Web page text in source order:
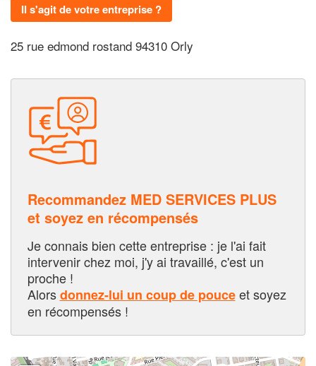
Il s'agit de votre entreprise ?
25 rue edmond rostand 94310 Orly
Recommandez MED SERVICES PLUS
et soyez en récompensés
Je connais bien cette entreprise : je l'ai fait
intervenir chez moi, j'y ai travaillé, c'est un
proche !
Alorsdonnez-lui un coup de pouceet soyez
en récompensés !